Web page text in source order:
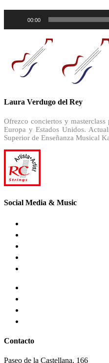
audio
00:00
Laura Verdugo del Rey
Ofrezco conciertos y
Europa y Estados Unidos.
Superior de Enseñanza Musical
Social Media & Music
Contacto
Paseo de la Castellana, 166